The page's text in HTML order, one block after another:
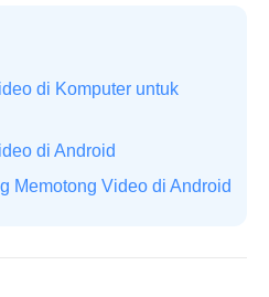
di Komputer untuk
di Android
Memotong Video di Android